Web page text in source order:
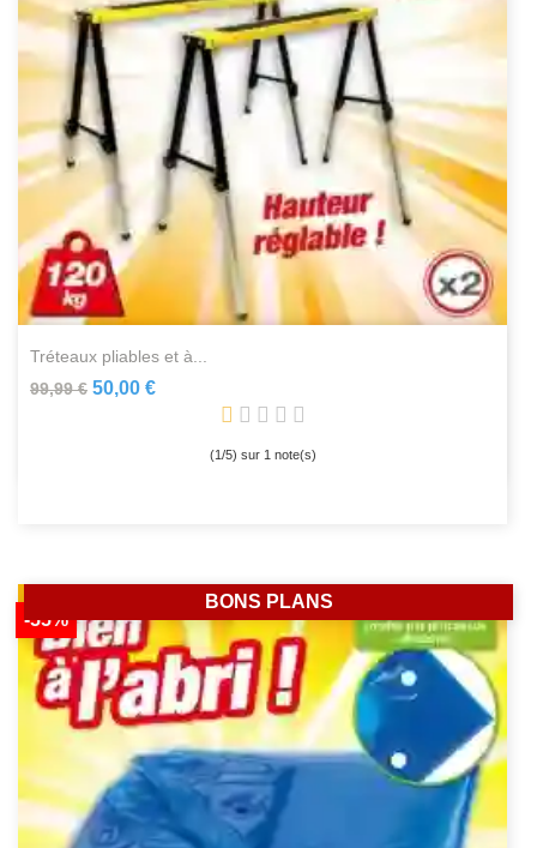
tréteaux pliables et à...
99,99 € 50,00 €
(1/5) sur 1note(s)
-55%
BONS PLANS